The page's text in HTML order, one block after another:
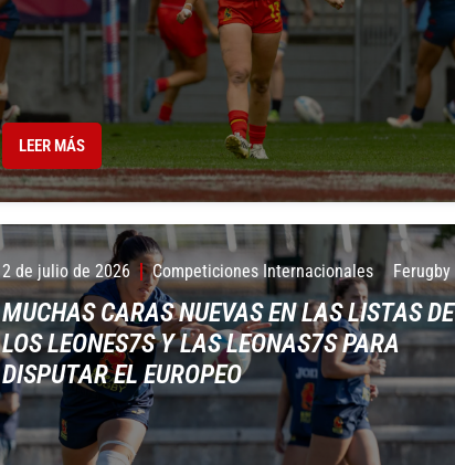
LEER MÁS
2 de julio de 2026 Competiciones Internacionales Ferugby
MUCHAS CARAS NUEVAS EN LAS LISTAS DE
LOS LEONES7S Y LAS LEONAS7S PARA
DISPUTAR EL EUROPEO